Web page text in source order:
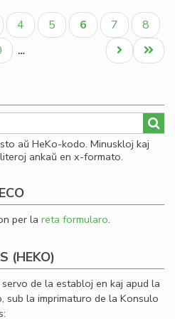
la
Paĝo
4 Paĝo
5
Aktuala
paĝo
6 Paĝo
7 Paĝo
8
…
Last
page
Next
page
aŭ HeKo-kodo. Minuskloj kaj
ankaŭ en x-formato.
per la reta formularo.
(HEKO)
de la establoj en kaj apud la
sub la imprimaturo de la Konsulo